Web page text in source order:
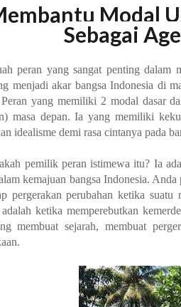
Modal
Sebagai
peran yang sangat penting dalam
menjadi akar bangsa Indonesia di
yang memiliki 2 modal dasar
masa depan. Ia yang memiliki
idealisme demi rasa cintanya pada
pemilik peran istimewa itu? Ia
kemajuan bangsa Indonesia.
pergerakan perubahan ketika
ketika memperebutkan
membuat sejarah, membuat